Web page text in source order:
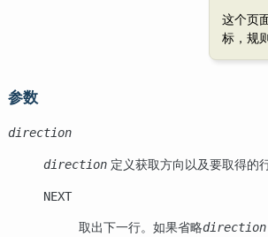
这个页
标，规
参数
direction
direction 定义获取方向以及要取得的
NEXT
取出下一行。如果省略direction